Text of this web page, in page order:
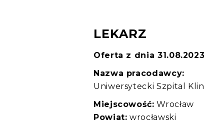
LEKARZ
Oferta z dnia
Nazwa pracodawcy:
Uniwersytecki Szpital
Miejscowość: Wrocław
Powiat: wrocławski